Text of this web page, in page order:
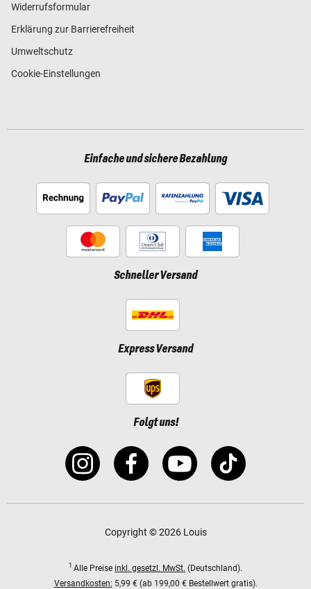
Widerrufsformular
Erklärung zur Barrierefreiheit
Umweltschutz
Cookie-Einstellungen
Einfache und sichere Bezahlung
Schneller Versand
Express Versand
Folgt uns!
Copyright © 2026 Louis
1 Alle Preise inkl. gesetzl. MwSt. (Deutschland).
Versandkosten: 5,99 € (ab 199,00 € Bestellwert gratis).